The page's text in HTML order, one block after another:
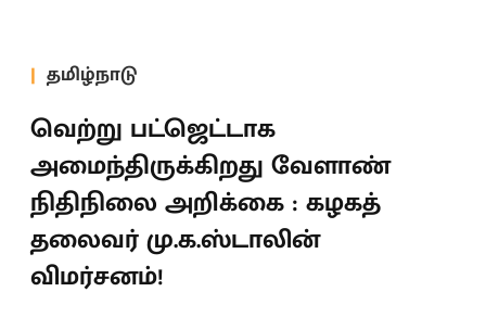
தமிழ்நாடு
வெற்று பட்ஜெட்டாக
அமைந்திருக்கிறது வேளாண்
நிதிநிலை அறிக்கை : கழகத்
தலைவர் மு.க.ஸ்டாலின்
விமர்சனம்!